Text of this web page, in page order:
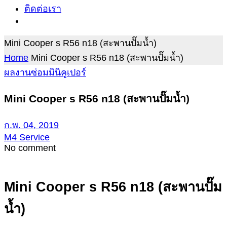
ติดต่อเรา
Mini Cooper s R56 n18 (สะพานปั๊มน้ำ)
Home Mini Cooper s R56 n18 (สะพานปั๊มน้ำ)
ผลงานซ่อมมินิคูเปอร์
Mini Cooper s R56 n18 (สะพานปั๊มน้ำ)
ก.พ. 04, 2019
M4 Service
No comment
Mini Cooper s R56 n18 (สะพานปั๊ม
น้ำ)